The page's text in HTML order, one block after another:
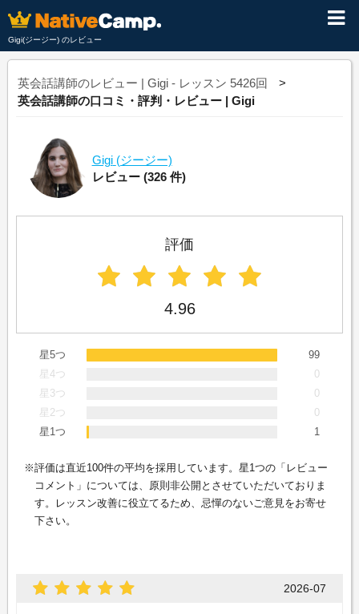
Gigi(ジージー) のレビュー
英会話講師のレビュー | Gigi - レッスン 5426回
英会話講師の口コミ・評判・レビュー | Gigi
Gigi (ジージー)
レビュー (326 件)
評価
4.96
星5つ
99
星4つ
0
星3つ
0
星2つ
0
星1つ
1
評価は直近100件の平均を採用しています。星1つの「レビュー
コメント」については、原則非公開とさせていただいておりま
す。レッスン改善に役立てるため、忌憚のないご意見をお寄せ
下さい。
2026-07